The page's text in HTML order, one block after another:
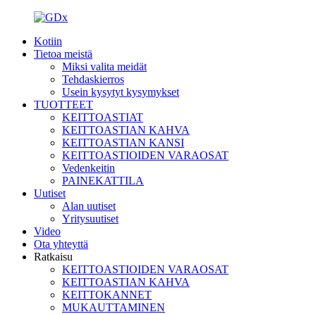
Kotiin
Tietoa meistä
Miksi valita meidät
Tehdaskierros
Usein kysytyt kysymykset
TUOTTEET
KEITTOASTIAT
KEITTOASTIAN KAHVA
KEITTOASTIAN KANSI
KEITTOASTIOIDEN VARAOSAT
Vedenkeitin
PAINEKATTILA
Uutiset
Alan uutiset
Yritysuutiset
Video
Ota yhteyttä
Ratkaisu
KEITTOASTIOIDEN VARAOSAT
KEITTOASTIAN KAHVA
KEITTOKANNET
MUKAUTTAMINEN